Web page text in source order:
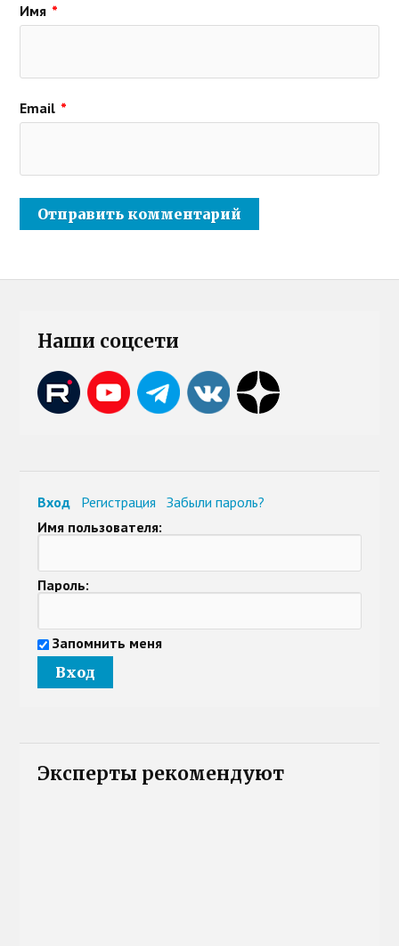
Имя *
Email *
Наши соцсети
Вход Регистрация
Забыли пароль?
Имя пользователя:
Пароль:
Запомнить меня
Эксперты рекомендуют